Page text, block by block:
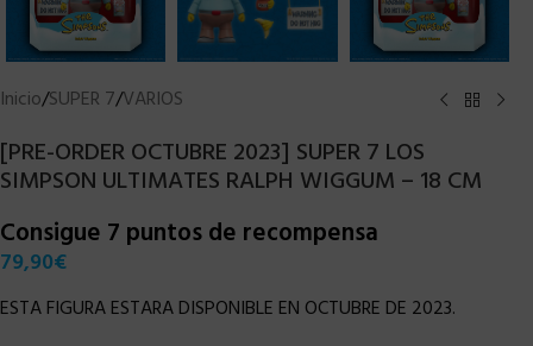
Inicio/SUPER 7/VARIOS
[PRE-ORDER OCTUBRE 2023] SUPER 7 LOS
SIMPSON ULTIMATES RALPH WIGGUM – 18 CM
Consigue 7 puntos de recompensa
79,90€
ESTA FIGURA ESTARA DISPONIBLE EN OCTUBRE DE 2023.